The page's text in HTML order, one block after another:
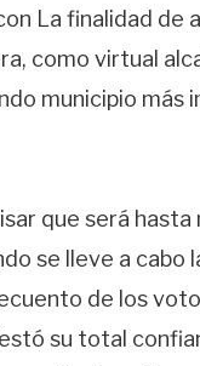
La finalidad de
como virtual
municipio más
que será hasta
se lleve a cabo
de los
su total